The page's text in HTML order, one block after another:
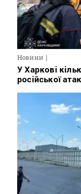
Новини
У Харкові
російської